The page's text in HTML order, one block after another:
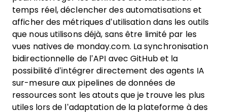
temps réel, déclencher des automatisations et
afficher des métriques d’utilisation dans les outils
que nous utilisons déjà, sans être limité par les
vues natives de monday.com. La synchronisation
bidirectionnelle de l’API avec GitHub et la
possibilité d’intégrer directement des agents IA
sur-mesure aux pipelines de données de
ressources sont les atouts que je trouve les plus
utiles lors de l’adaptation de la plateforme à des